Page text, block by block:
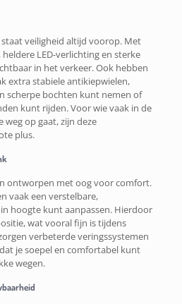
veiligheid altijd voorop. Met
LED-verlichting en sterke
in het verkeer. Ook hebben
extra stabiele antikiepwielen,
scherpe bochten kunt nemen of
kunt rijden. Voor wie vaak in de
weg op gaat, zijn deze
plus.
ontworpen met oog voor comfort.
vaak een verstelbare,
hoogte kunt aanpassen. Hierdoor
wat vooral fijn is tijdens
verbeterde veringssystemen
je soepel en comfortabel kunt
wegen.